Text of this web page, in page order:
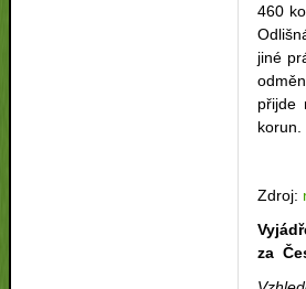
460
jiné
přijde
korun.
Zdroj:
za